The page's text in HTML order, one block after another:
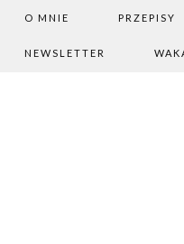
O MNIE PRZEPISY
NEWSLETTER